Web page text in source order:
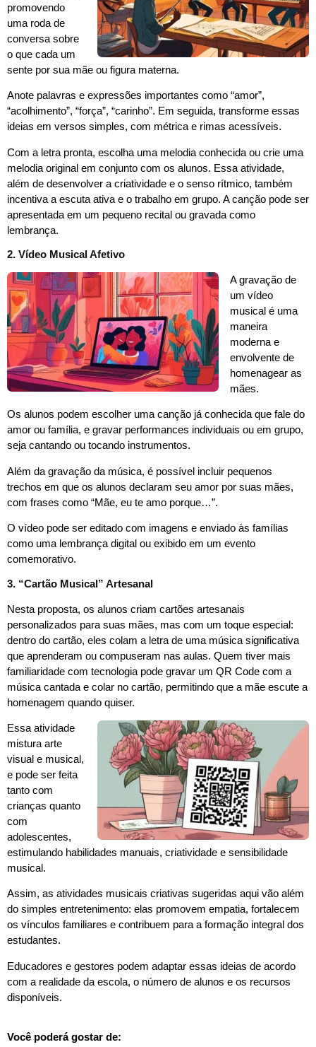
promovendo
uma roda de
conversa sobre
o que cada um
sente por sua mãe ou figura materna.
Anote palavras e expressões importantes como “amor”,
“acolhimento”, “força”, “carinho”. Em seguida, transforme essas
ideias em versos simples, com métrica e rimas acessíveis.
Com a letra pronta, escolha uma melodia conhecida ou crie uma
melodia original em conjunto com os alunos. Essa atividade,
além de desenvolver a criatividade e o senso rítmico, também
incentiva a escuta ativa e o trabalho em grupo. A canção pode ser
apresentada em um pequeno recital ou gravada como
lembrança.
2. Vídeo Musical Afetivo
A gravação de
um vídeo
musical é uma
maneira
moderna e
envolvente de
homenagear as
mães.
Os alunos podem escolher uma canção já conhecida que fale do
amor ou família, e gravar performances individuais ou em grupo,
seja cantando ou tocando instrumentos.
Além da gravação da música, é possível incluir pequenos
trechos em que os alunos declaram seu amor por suas mães,
com frases como “Mãe, eu te amo porque…”.
O vídeo pode ser editado com imagens e enviado às famílias
como uma lembrança digital ou exibido em um evento
comemorativo.
3. “Cartão Musical” Artesanal
Nesta proposta, os alunos criam cartões artesanais
personalizados para suas mães, mas com um toque especial:
dentro do cartão, eles colam a letra de uma música significativa
que aprenderam ou compuseram nas aulas. Quem tiver mais
familiaridade com tecnologia pode gravar um QR Code com a
música cantada e colar no cartão, permitindo que a mãe escute a
homenagem quando quiser.
Essa atividade
mistura arte
visual e musical,
e pode ser feita
tanto com
crianças quanto
com
adolescentes,
estimulando habilidades manuais, criatividade e sensibilidade
musical.
Assim, as atividades musicais criativas sugeridas aqui vão além
do simples entretenimento: elas promovem empatia, fortalecem
os vínculos familiares e contribuem para a formação integral dos
estudantes.
Educadores e gestores podem adaptar essas ideias de acordo
com a realidade da escola, o número de alunos e os recursos
disponíveis.
Você poderá gostar de: